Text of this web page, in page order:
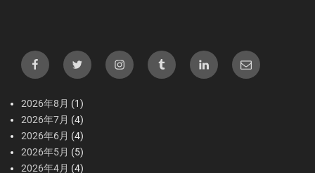
FacebookX（Twitter）Instagramtumblr LInkedIn メ
ー
2026年8月 (1)
2026年7月 (4)
2026年6月 (4)
2026年5月 (5)
2026年4月 (4)